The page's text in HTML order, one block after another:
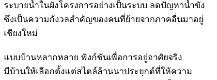
ระบายน้ำในผังโครงการอย่างเป็นระบบ ลดปัญหาน้ำขัง
ซึ่งเป็นความกังวลสำคัญของคนที่ย้ายจากภาคอื่นมาอยู่
เชียงใหม่
แบบบ้านหลากหลาย ฟังก์ชันเพื่อการอยู่อาศัยจริง
มีบ้านให้เลือกตั้งแต่สไตล์ล้านนาประยุกต์ที่ให้ความ